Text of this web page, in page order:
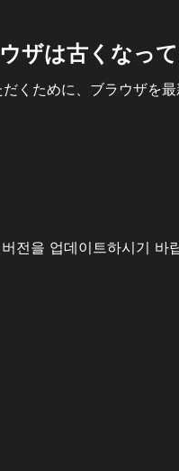
ザは古くなっ
くために、ブラウザを最
전을 업데이트하시기 바